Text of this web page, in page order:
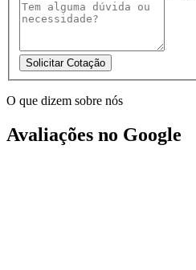
Solicitar Cotação
O que dizem sobre nós
Avaliações no Google